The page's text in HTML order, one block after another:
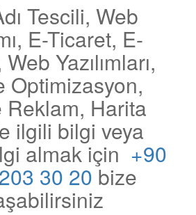
Tescili, Web
E-Ticaret, E-
Yazılımları,
Optimizasyon,
Reklam, Harita
ilgili bilgi veya
almak için+90
30 20bize